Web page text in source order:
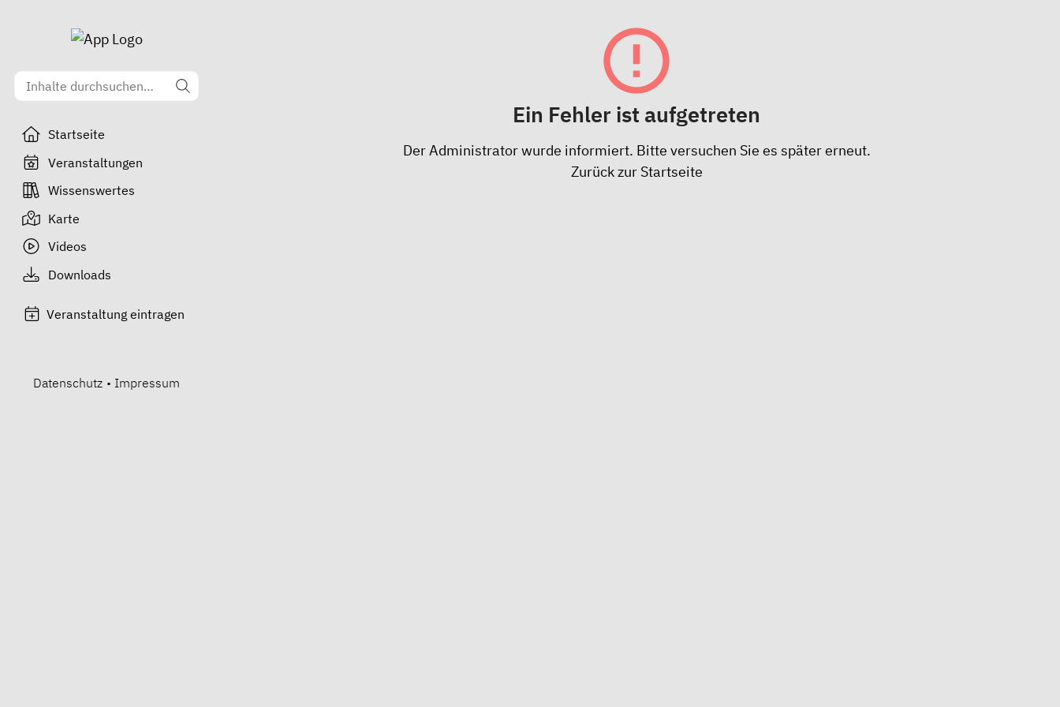
Startseite
Veranstaltungen
Wissenswertes
Karte
Videos
Downloads
Veranstaltung eintragen
Datenschutz • Impressum
Ein Fehler ist aufgetreten
Der Administrator wurde informiert. Bitte versuchen Sie es später erneut.
Zurück zur Startseite